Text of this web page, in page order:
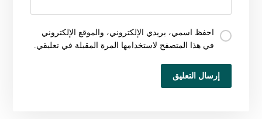
احفظ اسمي، بريدي الإلكتروني، والموقع الإلكتروني
في هذا المتصفح لاستخدامها المرة المقبلة في تعليقي.